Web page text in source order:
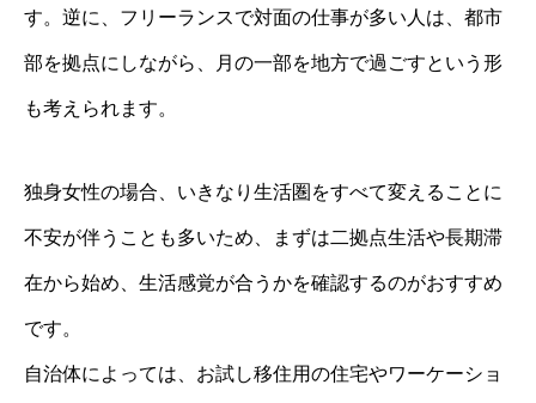
す。逆に、フリーランスで対面の仕事が多い人は、都市
部を拠点にしながら、月の一部を地方で過ごすという形
も考えられます。
独身女性の場合、いきなり生活圏をすべて変えることに
不安が伴うことも多いため、まずは二拠点生活や長期滞
在から始め、生活感覚が合うかを確認するのがおすすめ
です。
自治体によっては、お試し移住用の住宅やワーケーショ